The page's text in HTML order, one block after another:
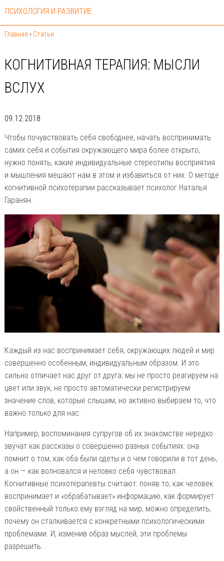
ПСИХОЛОГИЯ И РАЗВИТИЕ
Главная › Статьи
КОГНИТИВНАЯ ТЕРАПИЯ: МЫСЛИ
ВСЛУХ
09.12.2018
Чтобы почувствовать себя свободнее, начать воспринимать
самих себя и события окружающего мира более открыто,
нужно понять, какие индивидуальные стереотипы восприятия
и мышления мешают нам в этом и избавиться от них. О методе
когнитивной психотерапии рассказывает психолог Наталья
Гаранян.
Каждый из нас воспринимает себя, окружающих людей и мир
совершенно особенным, индивидуальным образом. И это
сильно отличает нас друг от друга: мы не просто реагируем на
цвет или звук, не просто автоматически регистрируем
значение слов, которые слышим, но активно выбираем то, что
важно только для нас.
Например, воспоминания супругов об их знакомстве нередко
звучат как рассказы о совершенно разных событиях: она
помнит о том, как оба были одеты и о чем говорили в тот день,
а он — как волновался и неловко себя чувствовал.
Когнитивные психотерапевты считают: поняв то, как человек
воспринимает и «обрабатывает» информацию, как формирует
свойственный только ему взгляд на мир, можно определить,
почему он сталкивается с конкретными психологическими
проблемами. И, изменив образ мыслей, эти проблемы
разрешить.